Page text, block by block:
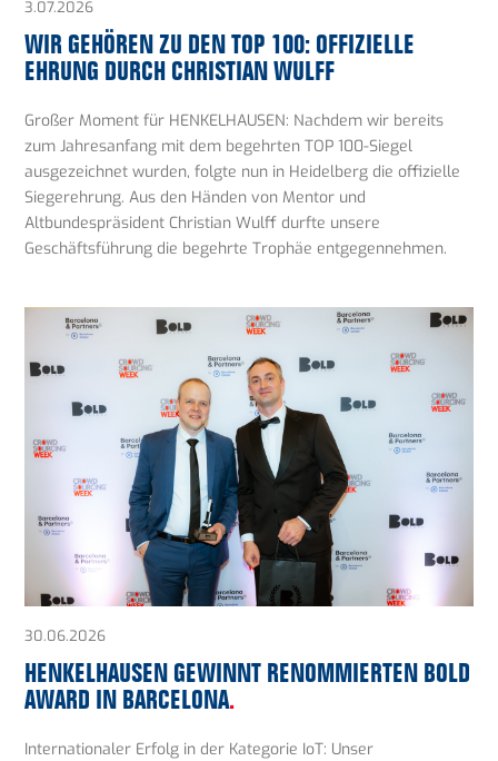
3.07.2026
WIR GEHÖREN ZU DEN TOP 100: OFFIZIELLE
EHRUNG DURCH CHRISTIAN WULFF
Großer Moment für HENKELHAUSEN: Nachdem wir bereits
zum Jahresanfang mit dem begehrten TOP 100-Siegel
ausgezeichnet wurden, folgte nun in Heidelberg die offizielle
Siegerehrung. Aus den Händen von Mentor und
Altbundespräsident Christian Wulff durfte unsere
Geschäftsführung die begehrte Trophäe entgegennehmen.
30.06.2026
HENKELHAUSEN GEWINNT RENOMMIERTEN BOLD
AWARD IN BARCELONA.
Internationaler Erfolg in der Kategorie IoT: Unser